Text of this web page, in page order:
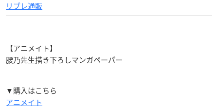
リブレ通販
【アニメイト】
腰乃先生描き下ろしマンガペーパー
▼購入はこちら
アニメイト